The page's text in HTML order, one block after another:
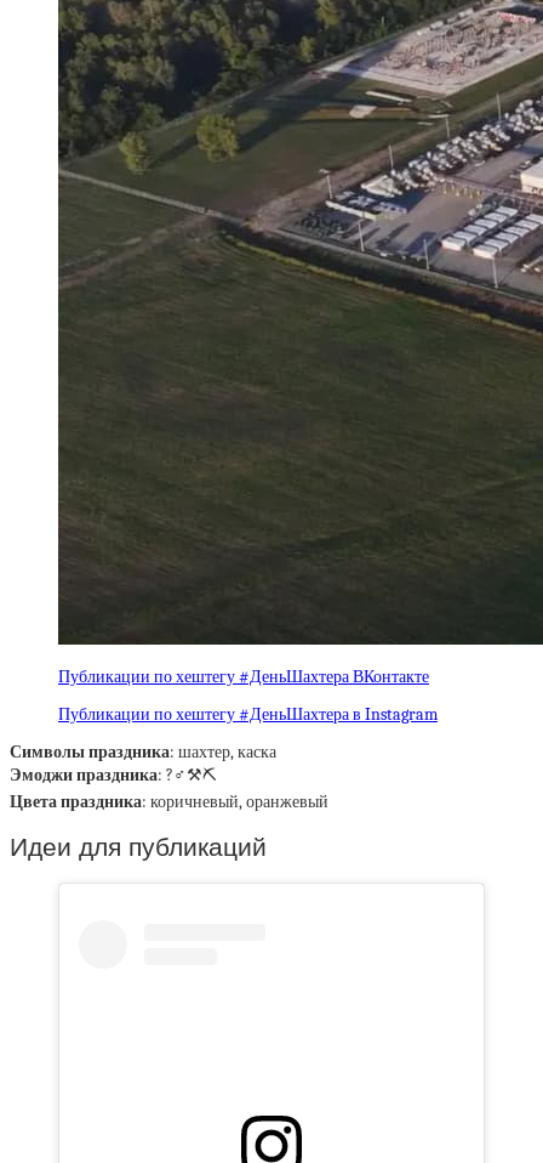
Публикации по хештегу #ДеньШахтера ВКонтакте
Публикации по хештегу #ДеньШахтера в Instagram
Символы праздника: шахтер, каска
Эмоджи праздника: ?‍♂️⚒⛏
Цвета праздника: коричневый, оранжевый
Идеи для публикаций